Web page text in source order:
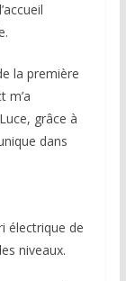
la première
m’a
grâce à
dans
électrique de
niveaux.